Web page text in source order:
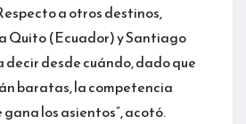
a otros destinos,
Quito (Ecuador) y Santiago
decir desde cuándo, dado que
baratas, la competencia
los asientos”, acotó.